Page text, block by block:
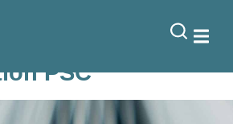
Novembre
de
PSC